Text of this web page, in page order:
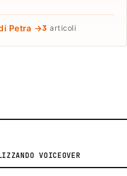
Petra →3 articoli
VOICEOVER